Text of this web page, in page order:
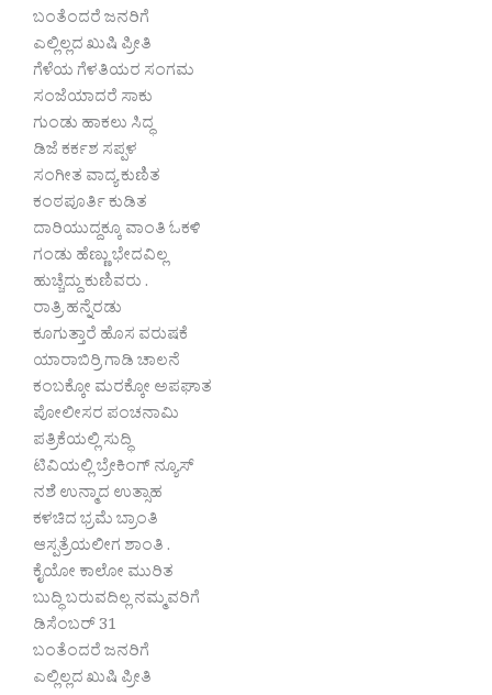
ಬಂತೆಂದರೆ ಜನರಿಗೆ
ಎಲ್ಲಿಲ್ಲದ ಖುಷಿ ಪ್ರೀತಿ
ಗೆಳೆಯ ಗೆಳತಿಯರ ಸಂಗಮ
ಸಂಜೆಯಾದರೆ ಸಾಕು
ಗುಂಡು ಹಾಕಲು ಸಿದ್ಧ
ಡಿಜೆ ಕರ್ಕಶ ಸಪ್ಪಳ
ಸಂಗೀತ ವಾದ್ಯ ಕುಣಿತ
ಕಂಠಪೂರ್ತಿ ಕುಡಿತ
ದಾರಿಯುದ್ದಕ್ಕೂ ವಾಂತಿ ಓಕಳಿ
ಗಂಡು ಹೆಣ್ಣು ಭೇದವಿಲ್ಲ
ಹುಚ್ಚೆದ್ದು ಕುಣಿವರು .
ರಾತ್ರಿ ಹನ್ನೆರಡು
ಕೂಗುತ್ತಾರೆ ಹೊಸ ವರುಷಕೆ
ಯಾರಾಬಿರ್ರಿ ಗಾಡಿ ಚಾಲನೆ
ಕಂಬಕ್ಕೋ ಮರಕ್ಕೋ ಅಪಘಾತ
ಪೋಲೀಸರ ಪಂಚನಾಮಿ
ಪತ್ರಿಕೆಯಲ್ಲಿ ಸುದ್ಧಿ
ಟಿವಿಯಲ್ಲಿ ಬ್ರೇಕಿಂಗ್ ನ್ಯೂಸ್
ನಶೆ ಉನ್ಮಾದ ಉತ್ಸಾಹ
ಕಳಚಿದ ಭ್ರಮೆ ಬ್ರಾಂತಿ
ಆಸ್ಪತ್ರೆಯಲೀಗ ಶಾಂತಿ .
ಕೈಯೋ ಕಾಲೋ ಮುರಿತ
ಬುದ್ಧಿ ಬರುವದಿಲ್ಲ ನಮ್ಮವರಿಗೆ
ಡಿಸೆಂಬರ್ 31
ಬಂತೆಂದರೆ ಜನರಿಗೆ
ಎಲ್ಲಿಲ್ಲದ ಖುಷಿ ಪ್ರೀತಿ